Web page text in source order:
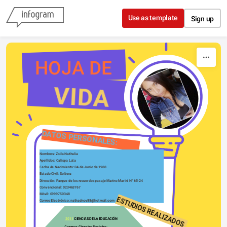
Skip to content
Use as template Sign up
HOJA DE
   VIDA
DATOS PERSONALES:
Nombres: Zoila Nathalia
Apellidos: Calispa Lata
Fecha de Nacimiento: 04 de Junio de 1988
Estado Civil: Soltera
Dirección: Parque de los recuerdos pasaje Marino Marini N° 65-24
Convencional: 023463767
Móvil: 0999750348
Correo Electrónico: nathadnov88@hotmail.com ESTUDIOS REALIZADOS
2011 CIENCIAS DE LA EDUCACIÓN